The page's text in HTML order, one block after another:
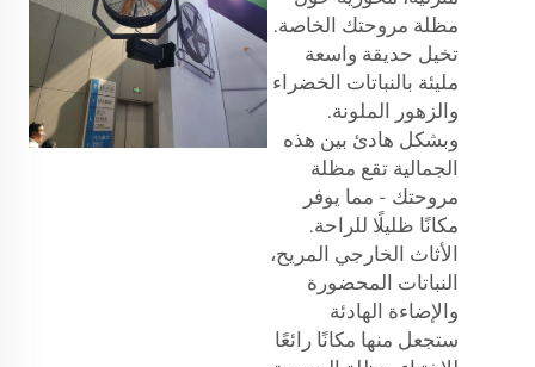
مظلة مروحتك الخاصة.
تخيل حديقة واسعة
مليئة بالنباتات الخضراء
والزهور الملونة.
وبشكل هادئ بين هذه
الجمالية تقع مظلة
مروحتك - مما يوفر
مكانًا ظليلًا للراحة.
الأثاث الخارجي المريح،
النباتات المحضورة
والإضاءة الهادئة
ستجعل منها مكانًا رائعًا